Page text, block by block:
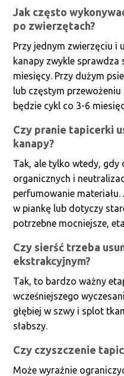
Jak często
po zwierzętach?
Przy jednym zwierzęciu i
kanapy zwykle sprawdza
miesięcy. Przy dużym
lub częstym
będzie cykl co 3-6
Czy pranie tapicerki
kanapy?
Tak, ale tylko wtedy, gdy
organicznych i
perfumowanie materiału.
w piankę lub dotyczy
potrzebne mocniejsze,
Czy sierść trzeba
ekstrakcyjnym?
Tak, to bardzo ważny
wcześniejszego
głębiej w szwy i splot
słabszy.
Czy czyszczenie
Może wyraźnie